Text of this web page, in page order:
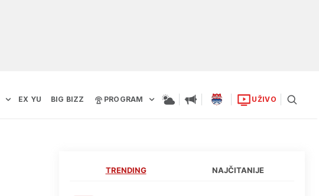
EX YU BIG BIZZ PROGRAM UŽIVO
TRENDING NAJČITANIJE